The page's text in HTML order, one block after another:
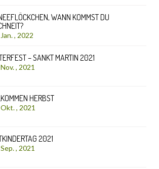
WANN KOMMST DU
, 2022
– SANKT MARTIN 2021
, 2021
HERBST
, 2021
2021
, 2021